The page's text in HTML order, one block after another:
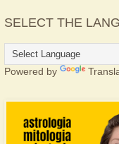
SELECT THE
Powered by